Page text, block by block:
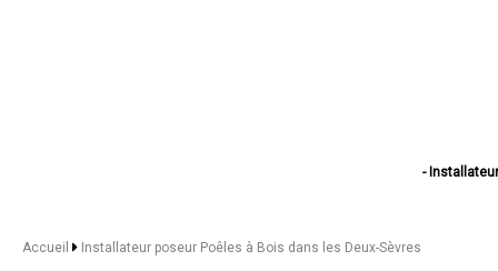
-
- Installateur
Accueil Installateur poseur Poêles à Bois dans les Deux-Sèvres